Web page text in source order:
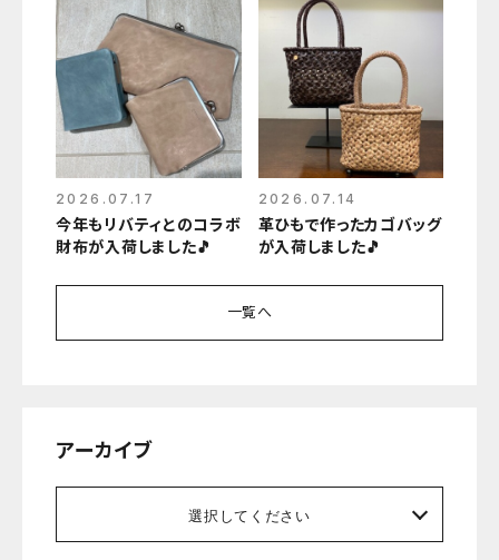
2026.07.17
今年もリバティとのコラボ
財布が入荷しました🎵
2026.07.14
革ひもで作ったカゴバッグ
が入荷しました🎵
一覧へ
アーカイブ
選択してください